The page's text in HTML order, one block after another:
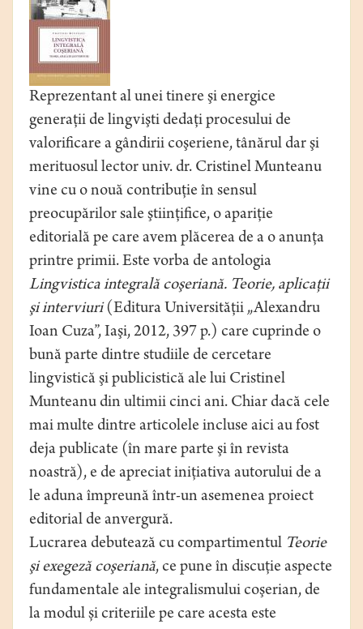
Reprezentant al unei tinere şi energice
generaţii de lingvişti dedaţi procesului de
valorificare a gândirii coşeriene, tânărul dar şi
merituosul lector univ. dr. Cristinel Munteanu
vine cu o nouă contribuţie în sensul
preocupărilor sale ştiinţifice, o apariţie
editorială pe care avem plăcerea de a o anunţa
printre primii. Este vorba de antologia
Lingvistica integrală coşeriană. Teorie, aplicații
şi interviuri(Editura Universităţii „Alexandru
Ioan Cuza”, Iaşi, 2012, 397 p.) care cuprinde o
bună parte dintre studiile de cercetare
lingvistică şi publicistică ale lui Cristinel
Munteanu din ultimii cinci ani. Chiar dacă cele
mai multe dintre articolele incluse aici au fost
deja publicate (în mare parte şi în revista
noastră), e de apreciat inițiativa autorului de a
le aduna împreună într-un asemenea proiect
editorial de anvergură.
Lucrarea debutează cu compartimentul Teorie
şi exegeză coşeriană, ce pune în discuţie aspecte
fundamentale ale integralismului coşerian, de
la modul și criteriile pe care acesta este